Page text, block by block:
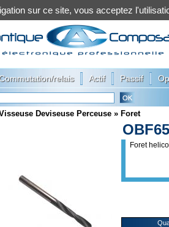
Commutation/relais Actif Passif
Deviseuse Perceuse » Foret
OBF65
Foret
sur ce site, vous acceptez